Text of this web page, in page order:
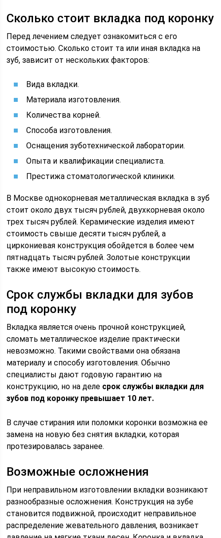
Сколько стоит вкладка под коронку
Перед лечением следует ознакомиться с его
стоимостью. Сколько стоит та или иная вкладка на
зуб, зависит от нескольких факторов:
Вида вкладки.
Материала изготовления.
Количества корней.
Способа изготовления.
Оснащения зуботехнической лаборатории.
Опыта и квалификации специалиста.
Престижа стоматологической клиники.
В Москве однокорневая металлическая вкладка в зуб
стоит около двух тысяч рублей, двухкорневая около
трех тысяч рублей. Керамические изделия имеют
стоимость свыше десяти тысяч рублей, а
циркониевая конструкция обойдется в более чем
пятнадцать тысяч рублей. Золотые конструкции
также имеют высокую стоимость.
Срок службы вкладки для зубов
под коронку
Вкладка является очень прочной конструкцией,
сломать металлическое изделие практически
невозможно. Такими свойствами она обязана
материалу и способу изготовления. Обычно
специалисты дают годовую гарантию на
конструкцию, но на деле срок службы вкладки для
зубов под коронку превышает 10 лет.
В случае стирания или поломки коронки возможна ее
замена на новую без снятия вкладки, которая
протезировалась заранее.
Возможные осложнения
При неправильном изготовлении вкладки возникают
разнообразные осложнения. Конструкция на зубе
становится подвижной, происходит неправильное
распределение жевательного давления, возникает